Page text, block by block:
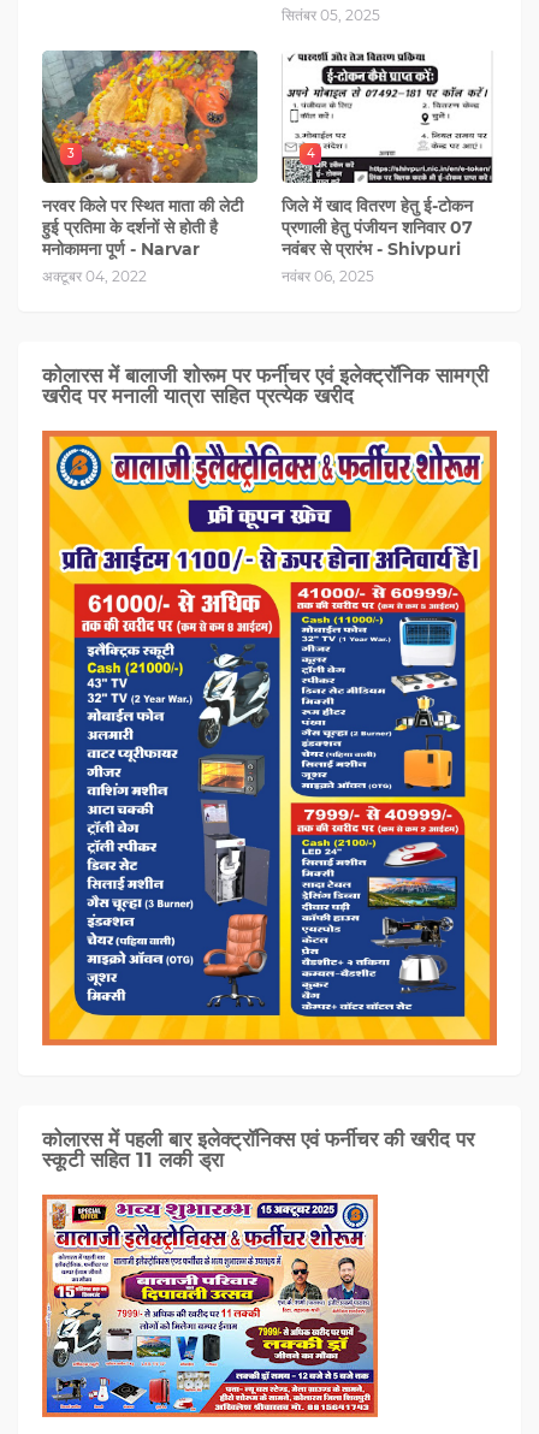
सितंबर 05, 2025
3
नरवर किले पर स्थित माता की लेटी
हुई प्रतिमा के दर्शनों से होती है
मनोकामना पूर्ण - Narvar
अक्टूबर 04, 2022
4
जिले में खाद वितरण हेतु ई-टोकन
प्रणाली हेतु पंजीयन शनिवार 07
नवंबर से प्रारंभ - Shivpuri
नवंबर 06, 2025
कोलारस में बालाजी शोरूम पर फर्नीचर एवं इलेक्ट्रॉनिक सामग्री
खरीद पर मनाली यात्रा सहित प्रत्‍येक खरीद
कोलारस में पहली बार इलेक्ट्रॉनिक्स एवं फर्नीचर की खरीद पर
स्कूटी सहित 11 लकी ड्रा